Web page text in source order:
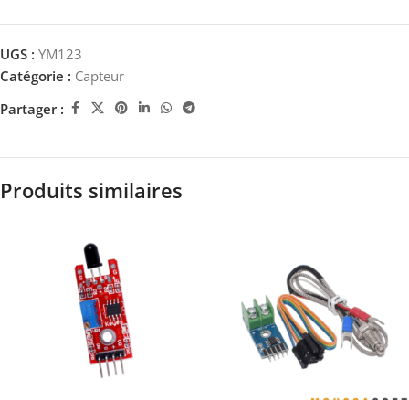
UGS : YM123
Catégorie : Capteur
Partager :
Produits similaires